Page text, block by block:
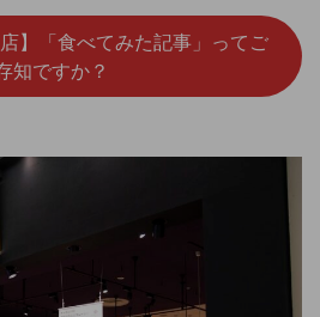
】「食べてみた記事」ってご
知ですか？